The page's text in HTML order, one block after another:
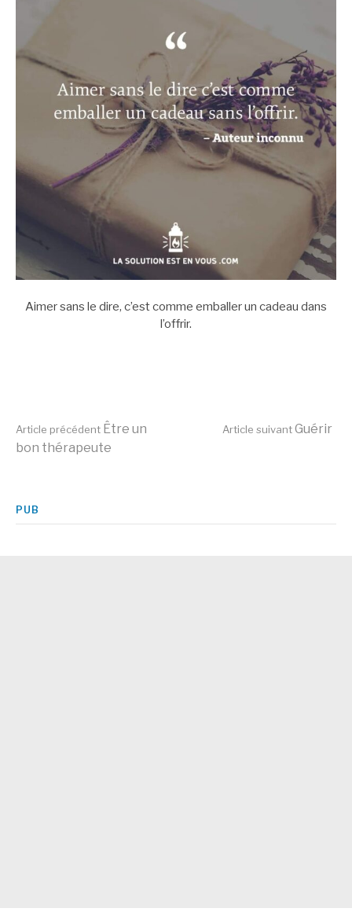
Aimer sans le dire, c’est comme emballer un cadeau dans
l’offrir.
Lire
la
Article précédent Être un
bon thérapeute
Article suivantGuérir
PUB